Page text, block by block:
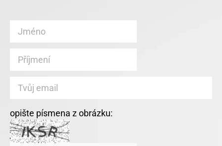
opište písmena z obrázku: